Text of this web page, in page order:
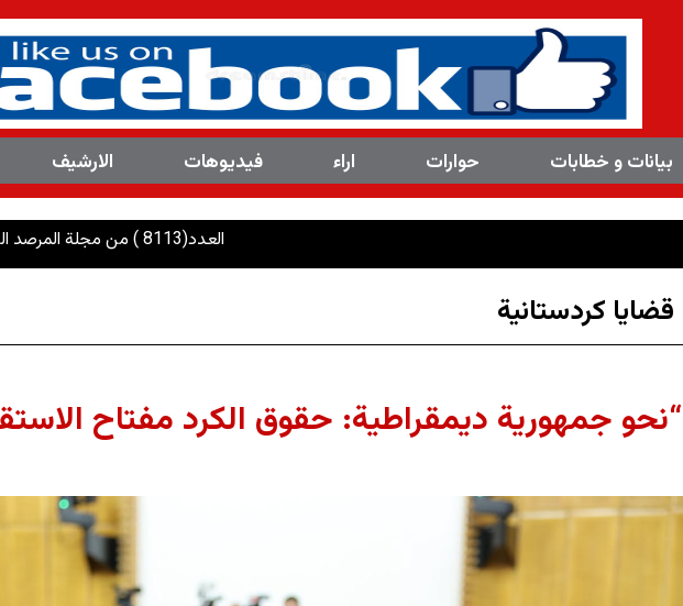
بیانات و خطابات حوارات اراء فیدیوهات الارشیف
قضايا كردستانية
“نحو جمهورية ديمقراطية: حقوق الكرد مفتاح